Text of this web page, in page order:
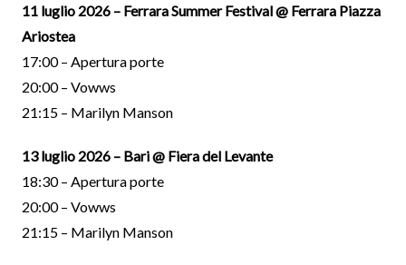
11 luglio 2026 – Ferrara Summer Festival @ Ferrara Piazza
Ariostea
17:00 – Apertura porte
20:00 – Vowws
21:15 – Marilyn Manson
13 luglio 2026 – Bari @ Fiera del Levante
18:30 – Apertura porte
20:00 – Vowws
21:15 – Marilyn Manson